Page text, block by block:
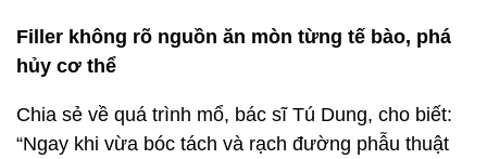
Filler không rõ nguồn ăn mòn từng tế bào, phá
hủy cơ thể
Chia sẻ về quá trình mổ, bác sĩ Tú Dung, cho biết:
“Ngay khi vừa bóc tách và rạch đường phẫu thuật